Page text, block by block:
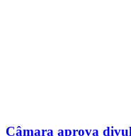
Câmara aprova